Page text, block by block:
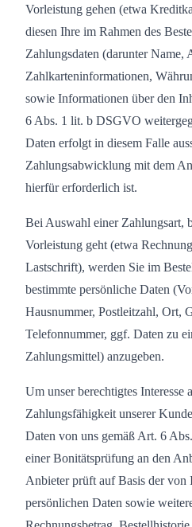
Vorleistung gehen (etwa
diesen Ihre im Rahmen des
Zahlungsdaten (darunter Name,
Zahlkarteninformationen,
sowie Informationen über den
6 Abs. 1 lit. b DSGVO
Daten erfolgt in diesem Falle
Zahlungsabwicklung mit dem
hierfür erforderlich ist.
Bei Auswahl einer Zahlungsart,
Vorleistung geht (etwa
Lastschrift), werden Sie im
bestimmte persönliche Daten
Hausnummer, Postleitzahl, Ort,
Telefonnummer, ggf. Daten zu
Zahlungsmittel) anzugeben.
Um unser berechtigtes Interesse
Zahlungsfähigkeit unserer
Daten von uns gemäß Art. 6
einer Bonitätsprüfung an den
Anbieter prüft auf Basis der von
persönlichen Daten sowie